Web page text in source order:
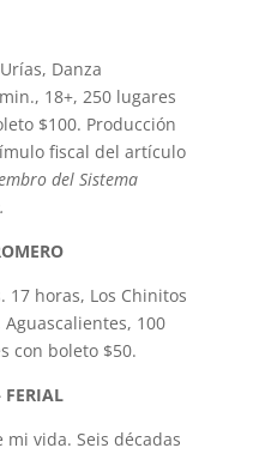
Danza
18+, 250 lugares
$100. Producción
fiscal del artículo
del Sistema
17 horas, Los Chinitos
100
con boleto $50.
FERIAL
mi vida. Seis décadas